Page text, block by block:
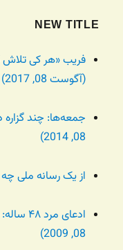
NEW TITLE
فریب «هر کی
(آگوست 08, 2017)
جمعه‌ها: چند
08, 2014)
از یک رسانه ملی چه
ادعای
08, 2009)